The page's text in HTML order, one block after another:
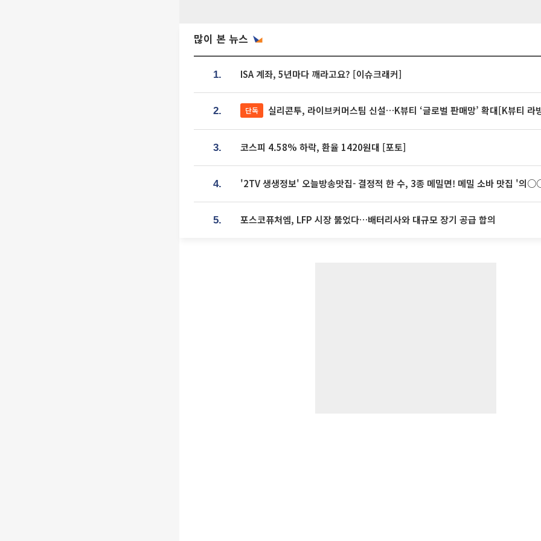
많이 본 뉴스
1. ISA 계좌, 5년마다 깨라고요? [이슈크래커]
2. 단독 실리콘투, 라이브커머스팀 신설…K뷰티 ‘글로벌 판매망’ 확대[K뷰티 라
3. 코스피 4.58% 하락, 환율 1420원대 [포토]
4. '2TV 생생정보' 오늘방송맛집- 결정적 한 수, 3종 메밀면! 메밀 소바 맛집 '
5. 포스코퓨처엠, LFP 시장 뚫었다…배터리사와 대규모 장기 공급 합의